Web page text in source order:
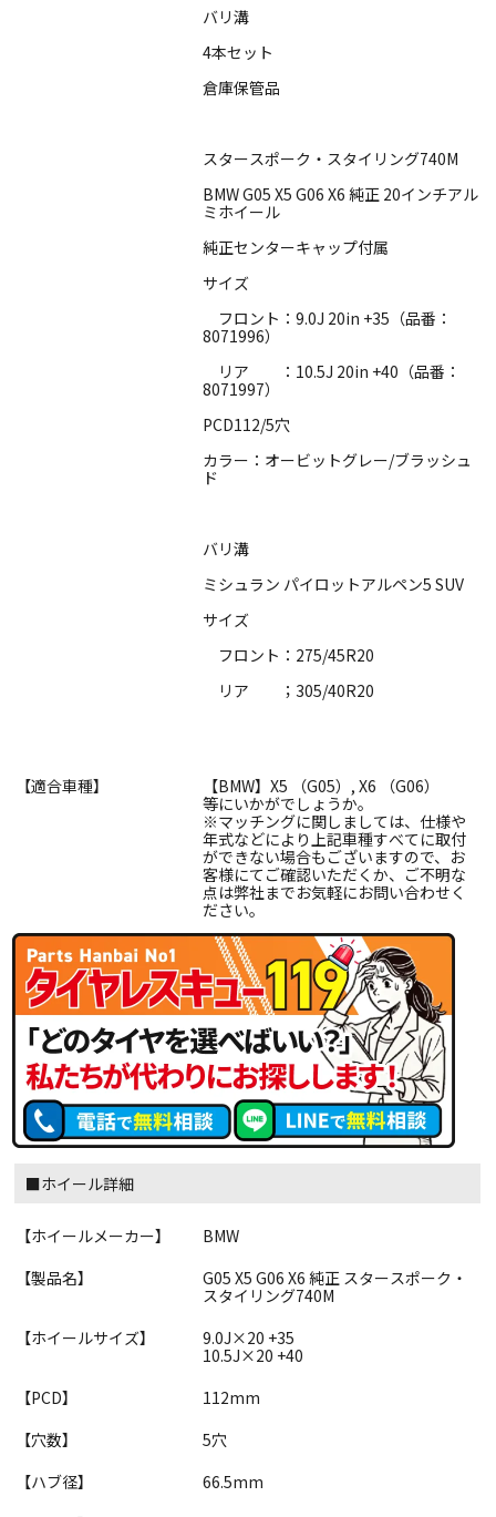
バリ溝
4本セット
倉庫保管品
スタースポーク・スタイリング740M
BMW G05 X5 G06 X6 純正 20インチアル
ミホイール
純正センターキャップ付属
サイズ
フロント：9.0J 20in +35（品番：
8071996）
リア ：10.5J 20in +40（品番：
8071997）
PCD112/5穴
カラー：オービットグレー/ブラッシュ
ド
バリ溝
ミシュラン パイロットアルペン5 SUV
サイズ
フロント：275/45R20
リア ；305/40R20
【適合車種】
【BMW】X5 （G05）, X6 （G06）
等にいかがでしょうか。
※マッチングに関しましては、仕様や
年式などにより上記車種すべてに取付
ができない場合もございますので、お
客様にてご確認いただくか、ご不明な
点は弊社までお気軽にお問い合わせく
ださい。
■ホイール詳細
【ホイールメーカー】
BMW
【製品名】
G05 X5 G06 X6 純正 スタースポーク・
スタイリング740M
【ホイールサイズ】
9.0J×20 +35
10.5J×20 +40
【PCD】
112mm
【穴数】
5穴
【ハブ径】
66.5mm